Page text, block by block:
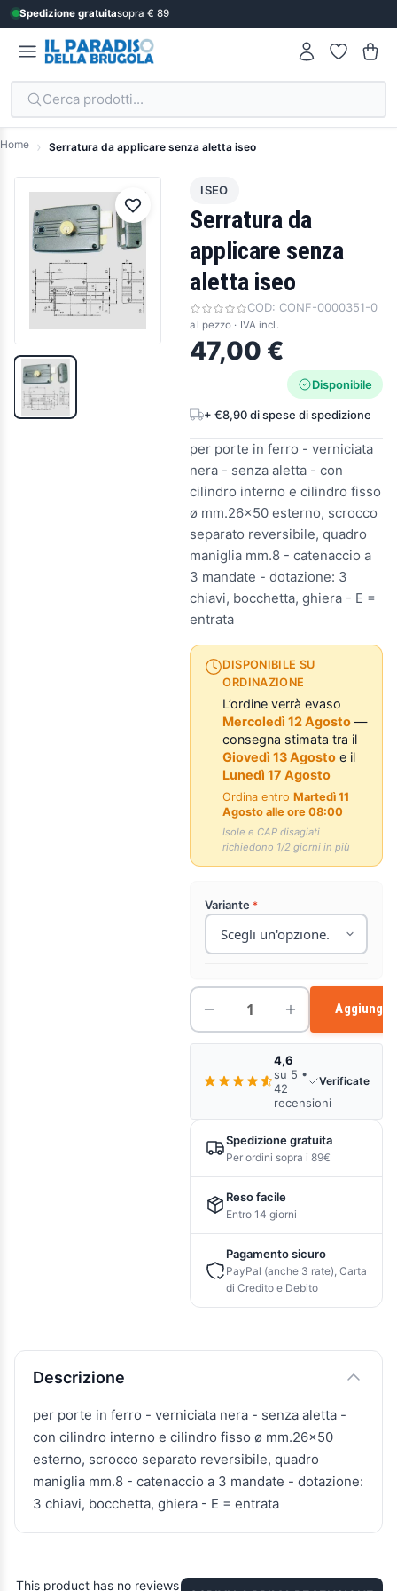
Spedizione gratuitasopra € 89
Cerca prodotti...
Home Serratura da applicare senza aletta iseo
ISEO
Serratura da
applicare senza
aletta iseo
COD: CONF-0000351-0
al pezzo · IVA incl.
47,00 €
Disponibile
+ €8,90 di spese di spedizione
per porte in ferro - verniciata
nera - senza aletta - con
cilindro interno e cilindro fisso
ø mm.26x50 esterno, scrocco
separato reversibile, quadro
maniglia mm.8 - catenaccio a
3 mandate - dotazione: 3
chiavi, bocchetta, ghiera - E =
entrata
DISPONIBILE SU
ORDINAZIONE
L’ordine verrà evaso
Mercoledì 12 Agosto —
consegna stimata tra il
Giovedì 13 Agosto e il
Lunedì 17 Agosto
Ordina entroMartedì 11
Agosto alle ore 08:00
Isole e CAP disagiati
richiedono 1/2 giorni in più
Variante
Aggiungi
4,6
su 5 •
42
recensioni
Verificate
Spedizione gratuita
Per ordini sopra i 89€
Reso facile
Entro 14 giorni
Pagamento sicuro
PayPal (anche 3 rate), Carta
di Credito e Debito
Descrizione e caratteristiche
Descrizione
per porte in ferro - verniciata nera - senza aletta -
con cilindro interno e cilindro fisso ø mm.26x50
esterno, scrocco separato reversibile, quadro
maniglia mm.8 - catenaccio a 3 mandate - dotazione:
3 chiavi, bocchetta, ghiera - E = entrata
This product has no reviews